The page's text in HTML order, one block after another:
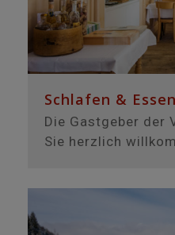
Schlafen & Essen
Die Gastgeber der
Sie herzlich